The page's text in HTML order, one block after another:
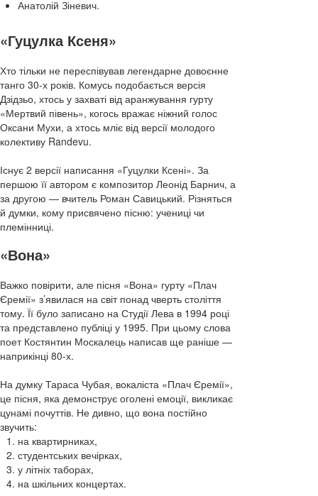
Анатолій Зіневич.
«Гуцулка Ксеня»
Хто тільки не переспівував легендарне довоєнне
танго 30-х років. Комусь подобається версія
Дзідзьо, хтось у захваті від аранжування гурту
«Мертвий півень», когось вражає ніжний голос
Оксани Мухи, а хтось мліє від версії молодого
колективу Randevu.
Існує 2 версії написання «Гуцулки Ксені». За
першою її автором є композитор Леонід Барнич, а
за другою — вчитель Роман Савицький. Різняться
й думки, кому присвячено пісню: учениці чи
племінниці.
«Вона»
Важко повірити, але пісня «Вона» гурту «Плач
Єремії» з’явилася на світ понад чверть століття
тому. Її було записано на Студії Лева в 1994 році
та представлено публіці у 1995. При цьому слова
поет Костянтин Москалець написав ще раніше —
наприкінці 80-х.
На думку Тараса Чубая, вокаліста «Плач Єремії»,
це пісня, яка демонструє оголені емоції, викликає
цунамі почуттів. Не дивно, що вона постійно
звучить:
на квартирниках,
студентських вечірках,
у літніх таборах,
на шкільних концертах.